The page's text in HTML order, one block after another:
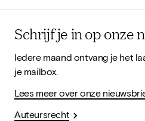
Schrijf je in op onze
Iedere maand ontvang je het
je mailbox.
Lees meer over onze
Auteursrecht